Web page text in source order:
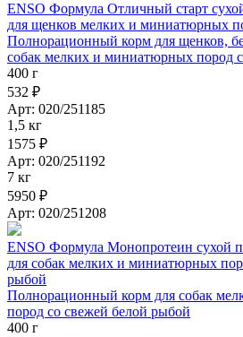
ENSO Формула Отличный старт
для щенков мелких и миниатюрных
Полнорационный корм для щенков,
собак мелких и миниатюрных пород
400 г
532 ₽
Арт: 020/251185
1,5 кг
1575 ₽
Арт: 020/251192
7 кг
5950 ₽
Арт: 020/251208
ENSO Формула Монопротеин сухой
для собак мелких и миниатюрных
рыбой
Полнорационный корм для собак
пород со свежей белой рыбой
400 г